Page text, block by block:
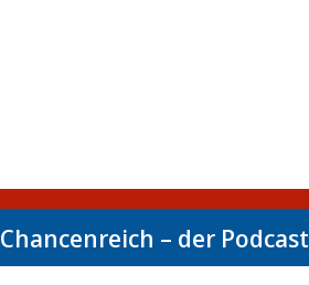
Chancenreich – der Podcast